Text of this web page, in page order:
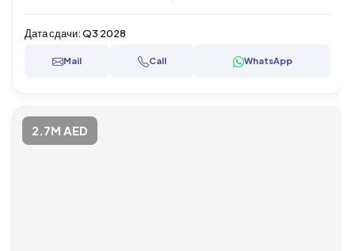
Дата сдачи:Q3 2028
Mail Call WhatsApp
2.7M AED